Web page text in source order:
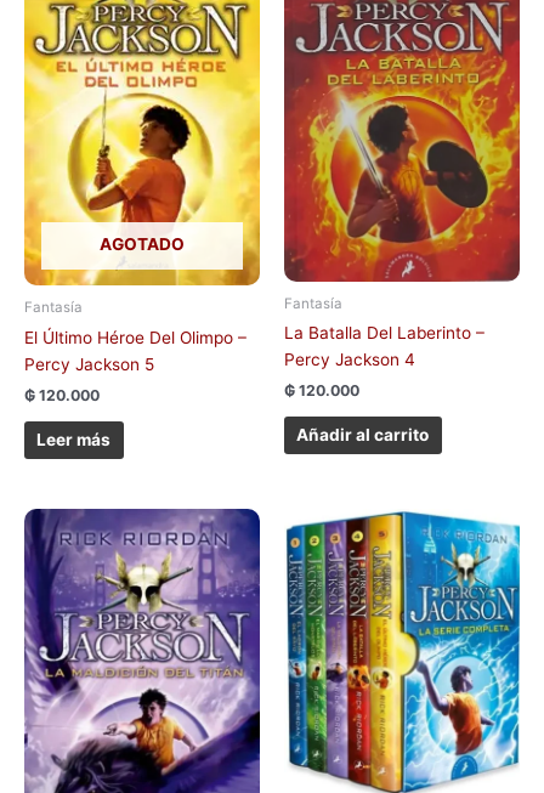
AGOTADO
Fantasía
El Último Héroe Del Olimpo –
Percy Jackson 5
₲ 120.000
Leer más
Fantasía
La Batalla Del Laberinto –
Percy Jackson 4
₲ 120.000
Añadir al carrito